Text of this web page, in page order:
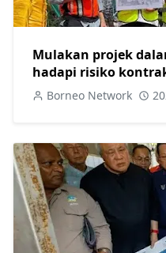
Mulakan projek
hadapi risiko
Borneo Network